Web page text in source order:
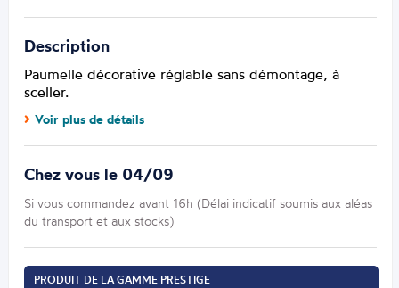
Description
Paumelle décorative réglable sans démontage, à
sceller.
Voir plus de détails
Chez vous le 04/09
Si vous commandez avant 16h (Délai indicatif soumis aux aléas
du transport et aux stocks)
PRODUIT DE LA GAMME PRESTIGE